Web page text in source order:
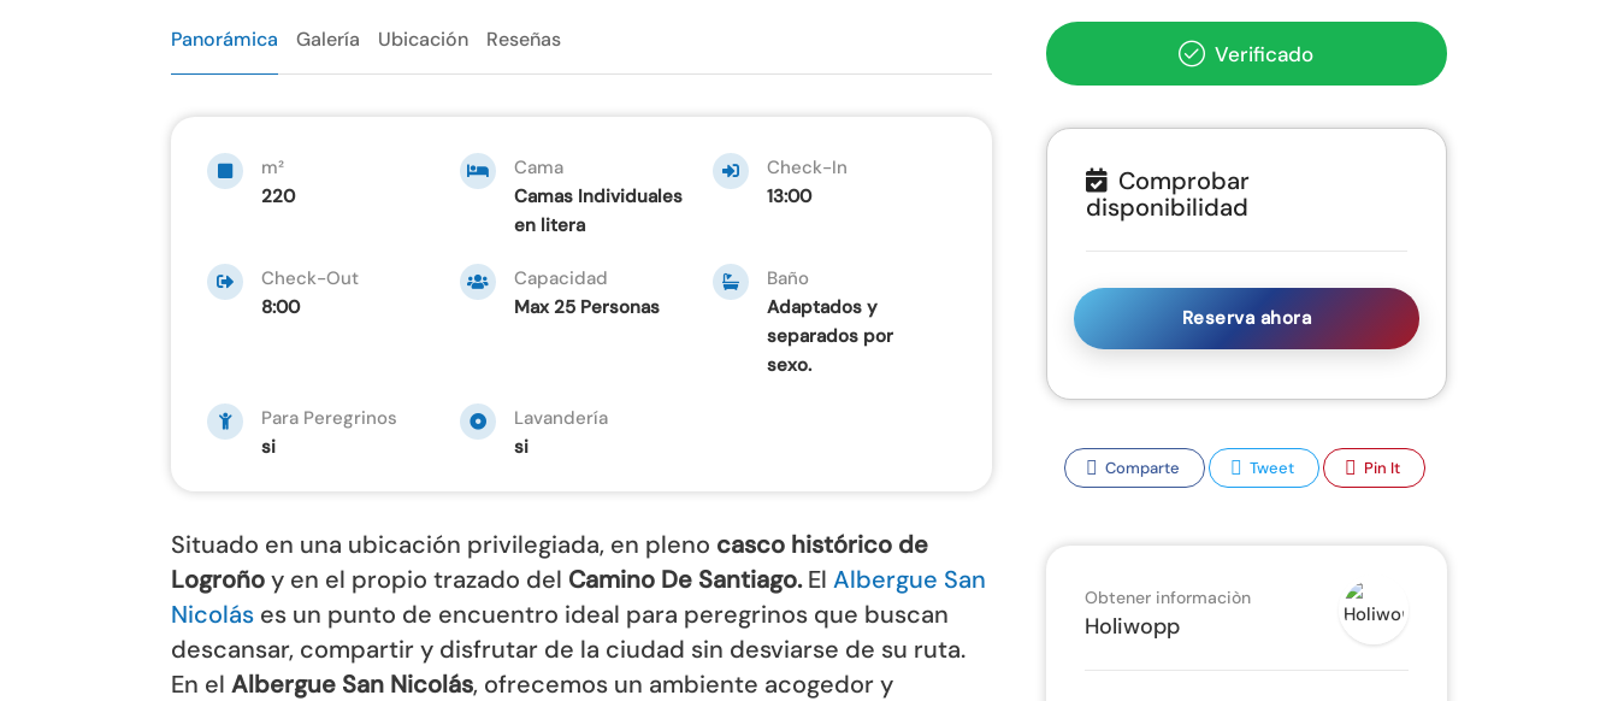
Panorámica Galería Ubicación Reseñas
m²
220
Cama
Camas Individuales
en litera
Check-In
13:00
Check-Out
8:00
Capacidad
Max 25 Personas
Baño
Adaptados y
separados por
sexo.
Para Peregrinos
si
Lavandería
si
Situado en una ubicación privilegiada, en pleno casco histórico de
Logroñoy en el propio trazado del Camino De Santiago.El Albergue San
Nicolás es un punto de encuentro ideal para peregrinos que buscan
descansar, compartir y disfrutar de la ciudad sin desviarse de su ruta.
En el Albergue San Nicolás, ofrecemos un ambiente acogedor y
Verificado
Comprobar
disponibilidad
Reserva ahora
Comparte Tweet Pin It
Obtener informaciòn
Holiwopp